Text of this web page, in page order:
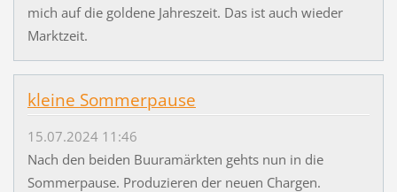
mich auf die goldene Jahreszeit. Das ist auch wieder
Marktzeit.
kleine Sommerpause
15.07.2024 11:46
Nach den beiden Buuramärkten gehts nun in die
Sommerpause. Produzieren der neuen Chargen.